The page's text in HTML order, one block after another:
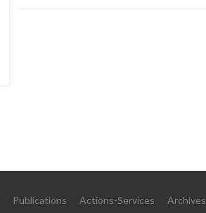
Publications Actions-Services Archives